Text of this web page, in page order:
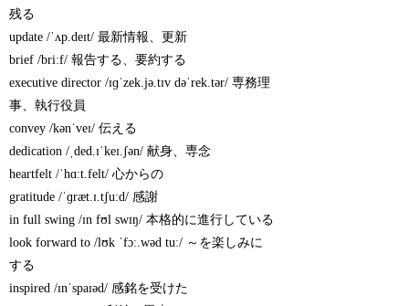
残る
update /ˈʌp.deɪt/ 最新情報、更新
brief /briːf/ 報告する、要約する
executive director /ɪɡˈzek.jə.tɪv dəˈrek.tər/ 専務理
事、執行役員
convey /kənˈveɪ/ 伝える
dedication /ˌded.ɪˈkeɪ.ʃən/ 献身、専念
heartfelt /ˈhɑːt.felt/ 心からの
gratitude /ˈɡræt.ɪ.tʃuːd/ 感謝
in full swing /ɪn fʊl swɪŋ/ 本格的に進行している
look forward to /lʊk ˈfɔː.wəd tuː/ ～を楽しみに
する
inspired /ɪnˈspaɪəd/ 感銘を受けた